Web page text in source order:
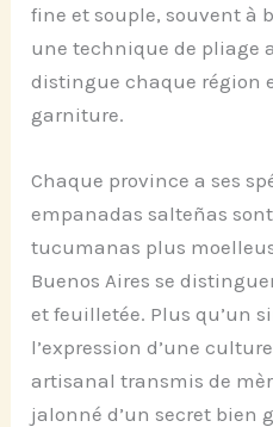
fine et souple, souvent à
une technique de pliage
distingue chaque région
garniture.
Chaque province a ses
empanadas salteñas
tucumanas plus
Buenos Aires se
et feuilletée. Plus qu’un
l’expression d’une
artisanal transmis de
jalonné d’un secret bien